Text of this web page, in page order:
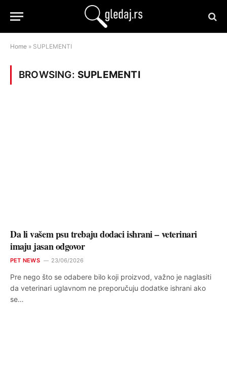
Home » SUPLEMENTI
BROWSING: SUPLEMENTI
Da li vašem psu trebaju dodaci ishrani – veterinari
imaju jasan odgovor
PET NEWS 23/06/2026
Pre nego što se odabere bilo koji proizvod, važno je naglasiti
da veterinari uglavnom ne preporučuju dodatke ishrani ako
se…